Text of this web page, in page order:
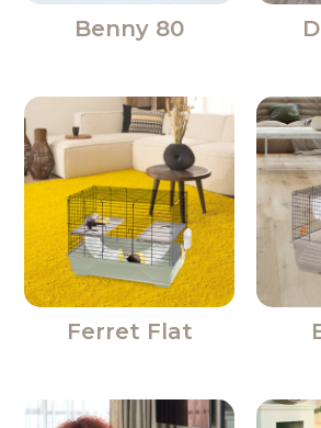
Benny 80
Ferret Flat